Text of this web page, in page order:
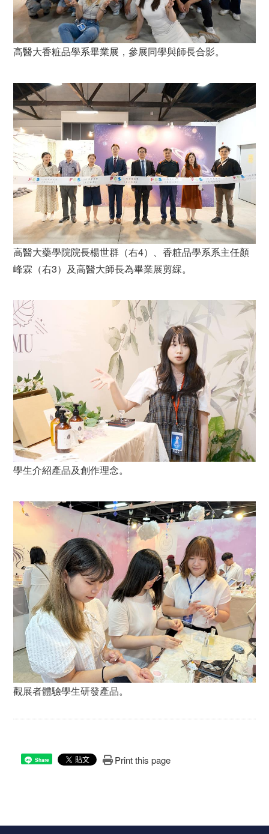
高醫大香粧品學系畢業展，參展同學與師長合影。
高醫大藥學院院長楊世群（右4）、香粧品學系系主任顏
峰霖（右3）及高醫大師長為畢業展剪綵。
學生介紹產品及創作理念。
觀展者體驗學生研發產品。
Share Print this page